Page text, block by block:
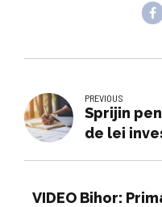
PREVIOUS
Sprijin
de lei
VIDEO Bihor: